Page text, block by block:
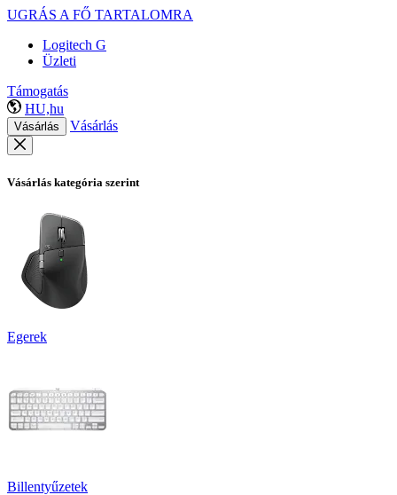
UGRÁS A FŐ TARTALOMRA
Logitech G
Üzleti
Támogatás
HU,hu
Vásárlás Vásárlás
Vásárlás kategória szerint
Egerek
Billentyűzetek